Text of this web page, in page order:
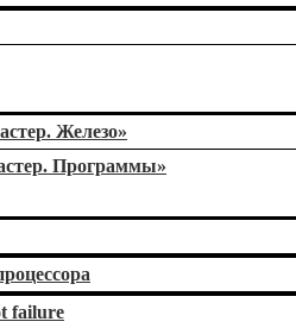
Железо»
Программы»
failure